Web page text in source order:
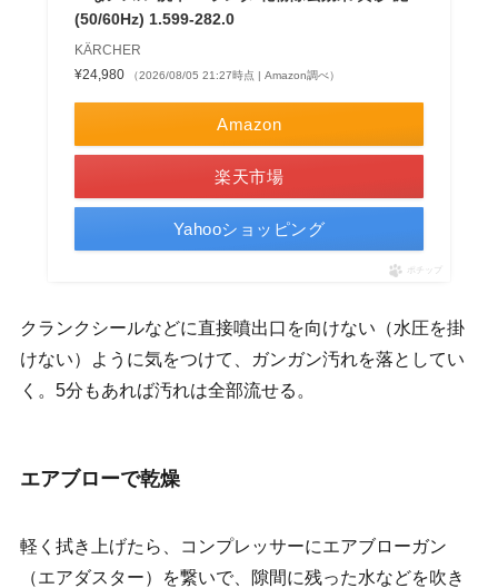
(50/60Hz) 1.599-282.0
KÄRCHER
¥24,980
（2026/08/05 21:27時点 | Amazon調べ）
Amazon
楽天市場
Yahooショッピング
ポチップ
クランクシールなどに直接噴出口を向けない（水圧を掛
けない）ように気をつけて、ガンガン汚れを落としてい
く。5分もあれば汚れは全部流せる。
エアブローで乾燥
軽く拭き上げたら、コンプレッサーにエアブローガン
（エアダスター）を繋いで、隙間に残った水などを吹き